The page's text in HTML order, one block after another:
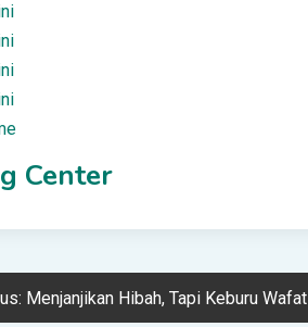
Center
Menjanjikan Hibah, Tapi Keburu Wafat